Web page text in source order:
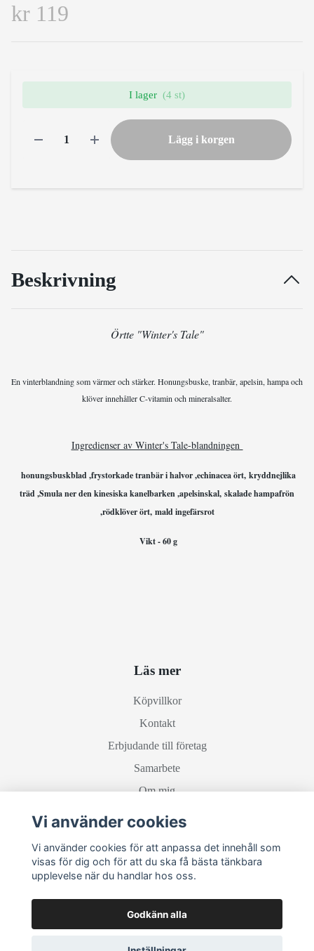
kr 119
I lager (4 st)
Lägg i korgen
Beskrivning
Örtte "Winter's Tale"
En vinterblandning som värmer och stärker. Honungsbuske, tranbär, apelsin, hampa och
klöver innehåller C-vitamin och mineralsalter.
Ingredienser av Winter's Tale-blandningen
honungsbuskblad ,frystorkade tranbär i halvor ,echinacea ört, kryddnejlika
träd ,Smula ner den kinesiska kanelbarken ,apelsinskal, skalade hampafrön
,rödklöver ört,mald ingefärsrot
Vikt - 60 g
Läs mer
Köpvillkor
Kontakt
Erbjudande till företag
Samarbete
Om mig
Sociala medier
Vi använder cookies
Vi använder cookies för att anpassa det innehåll som
visas för dig och för att du ska få bästa tänkbara
upplevelse när du handlar hos oss.
Godkänn alla